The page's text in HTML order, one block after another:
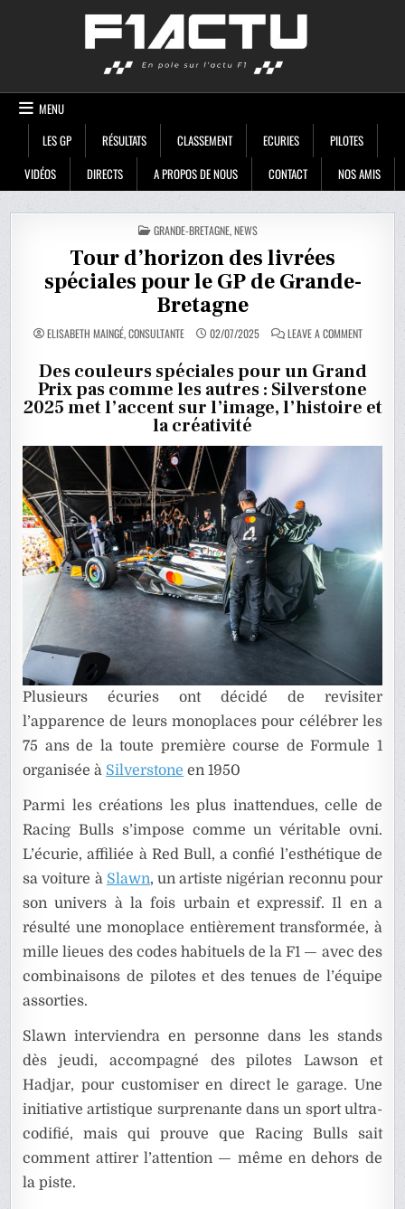
MENU
LES GP
RÉSULTATS CLASSEMENT ECURIES
PILOTES
VIDÉOS
DIRECTS A PROPOS DE NOUS CONTACT NOS AMIS
POSTED
IN
GRANDE-BRETAGNE,NEWS
Tour d’horizon des livrées
spéciales pour le GP de Grande-
Bretagne
ELISABETH MAINGÉ, CONSULTANTE 02/07/2025 LEAVE A COMMENTON
DES
LIVRÉES
SPÉCIALES
POUR
LE
Des couleurs spéciales pour un Grand
Prix pas comme les autres : Silverstone
2025 met l’accent sur l’image, l’histoire et
la créativité
Plusieurs écuries ont décidé de revisiter
l’apparence de leurs monoplaces pour célébrer les
75 ans de la toute première course de Formule 1
organisée à Silverstone en 1950
Parmi les créations les plus inattendues, celle de
Racing Bulls s’impose comme un véritable ovni.
L’écurie, affiliée à Red Bull, a confié l’esthétique de
sa voiture à Slawn, un artiste nigérian reconnu pour
son univers à la fois urbain et expressif. Il en a
résulté une monoplace entièrement transformée, à
mille lieues des codes habituels de la F1 — avec des
combinaisons de pilotes et des tenues de l’équipe
assorties.
Slawn interviendra en personne dans les stands
dès jeudi, accompagné des pilotes Lawson et
Hadjar, pour customiser en direct le garage. Une
initiative artistique surprenante dans un sport ultra-
codifié, mais qui prouve que Racing Bulls sait
comment attirer l’attention — même en dehors de
la piste.